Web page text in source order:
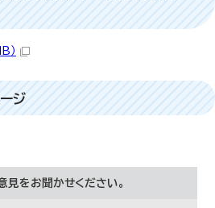
）
ジ
見をお聞かせください。